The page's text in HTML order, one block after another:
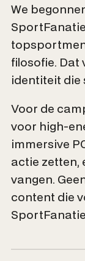
We
filosofie. Dat
identiteit die
Voor de
voor high-
immersive
actie zetten,
vangen.
content die